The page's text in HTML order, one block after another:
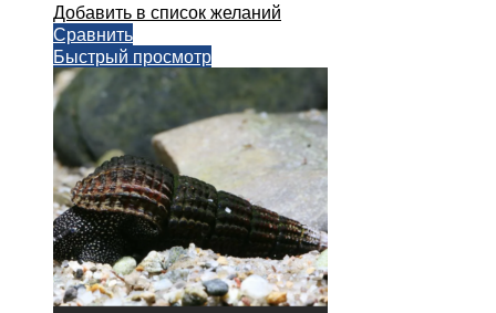
Добавить в список желаний
Сравнить
Быстрый просмотр